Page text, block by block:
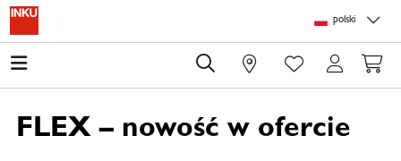
Skip to main content
polski
0
FLEX – nowość w ofercie